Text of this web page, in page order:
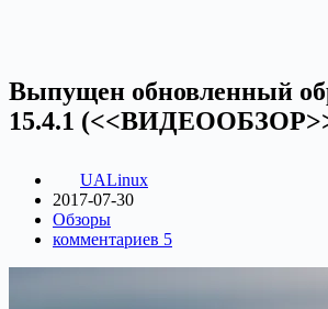
Выпущен обновленный
15.4.1
UALinux
2017-07-30
Обзоры
комментариев 5